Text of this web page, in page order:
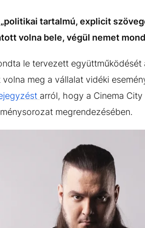
tartalmú, explicit
volna bele, végül nemet
le tervezett együttműködését
meg a vállalat vidéki
arról, hogy a Cinema
megrendezésében.